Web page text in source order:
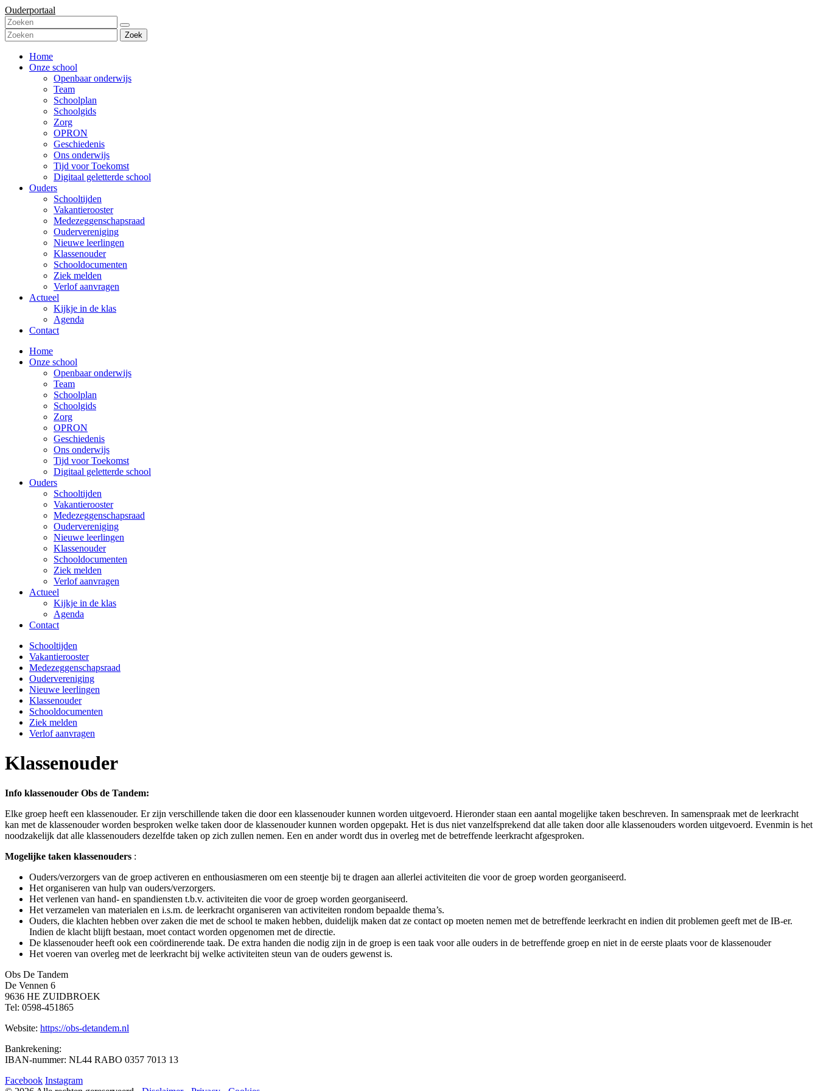
Ouderportaal
Zoek
Home
Onze school
Openbaar onderwijs
Team
Schoolplan
Schoolgids
Zorg
OPRON
Geschiedenis
Ons onderwijs
Tijd voor Toekomst
Digitaal geletterde school
Ouders
Schooltijden
Vakantierooster
Medezeggenschapsraad
Oudervereniging
Nieuwe leerlingen
Klassenouder
Schooldocumenten
Ziek melden
Verlof aanvragen
Actueel
Kijkje in de klas
Agenda
Contact
Home
Onze school
Openbaar onderwijs
Team
Schoolplan
Schoolgids
Zorg
OPRON
Geschiedenis
Ons onderwijs
Tijd voor Toekomst
Digitaal geletterde school
Ouders
Schooltijden
Vakantierooster
Medezeggenschapsraad
Oudervereniging
Nieuwe leerlingen
Klassenouder
Schooldocumenten
Ziek melden
Verlof aanvragen
Actueel
Kijkje in de klas
Agenda
Contact
Schooltijden
Vakantierooster
Medezeggenschapsraad
Oudervereniging
Nieuwe leerlingen
Klassenouder
Schooldocumenten
Ziek melden
Verlof aanvragen
Klassenouder
Info klassenouder Obs de Tandem:
Elke groep heeft een klassenouder. Er zijn verschillende taken die door een klassenouder kunnen worden uitgevoerd. Hieronder staan een aantal mogelijke taken beschreven. In samenspraak met de leerkracht
kan met de klassenouder worden besproken welke taken door de klassenouder kunnen worden opgepakt. Het is dus niet vanzelfsprekend dat alle taken door alle klassenouders worden uitgevoerd. Evenmin is het
noodzakelijk dat alle klassenouders dezelfde taken op zich zullen nemen. Een en ander wordt dus in overleg met de betreffende leerkracht afgesproken.
Mogelijke taken klassenouders :
Ouders/verzorgers van de groep activeren en enthousiasmeren om een steentje bij te dragen aan allerlei activiteiten die voor de groep worden georganiseerd.
Het organiseren van hulp van ouders/verzorgers.
Het verlenen van hand- en spandiensten t.b.v. activiteiten die voor de groep worden georganiseerd.
Het verzamelen van materialen en i.s.m. de leerkracht organiseren van activiteiten rondom bepaalde thema’s.
Ouders, die klachten hebben over zaken die met de school te maken hebben, duidelijk maken dat ze contact op moeten nemen met de betreffende leerkracht en indien dit problemen geeft met de IB-er.
Indien de klacht blijft bestaan, moet contact worden opgenomen met de directie.
De klassenouder heeft ook een coördinerende taak. De extra handen die nodig zijn in de groep is een taak voor alle ouders in de betreffende groep en niet in de eerste plaats voor de klassenouder
Het voeren van overleg met de leerkracht bij welke activiteiten steun van de ouders gewenst is.
Obs De Tandem
De Vennen 6
9636 HE ZUIDBROEK
Tel: 0598-451865
Website: https://obs-detandem.nl
Bankrekening:
IBAN-nummer: NL44 RABO 0357 7013 13
Facebook Instagram